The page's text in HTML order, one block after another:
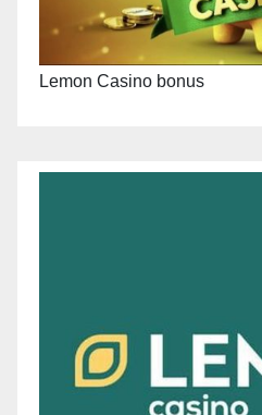
Lemon Casino bonus